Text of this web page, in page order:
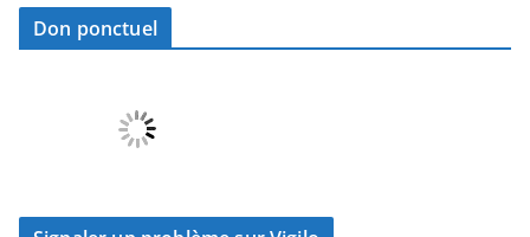
Don ponctuel